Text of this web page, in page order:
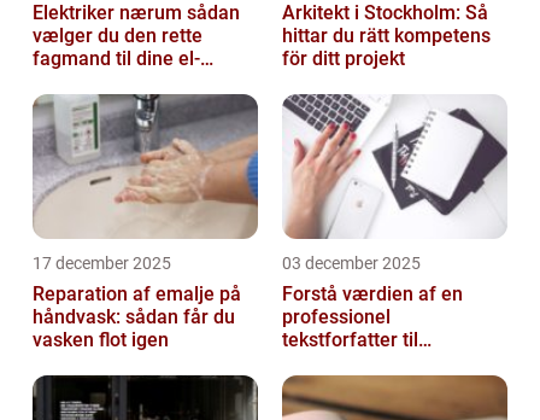
Elektriker nærum sådan
vælger du den rette
fagmand til dine el-
Arkitekt i Stockholm: Så
hittar du rätt kompetens
för ditt projekt
17 december 2025
Reparation af emalje på
håndvask: sådan får du
vasken flot igen
03 december 2025
Forstå værdien af en
professionel
tekstforfatter til